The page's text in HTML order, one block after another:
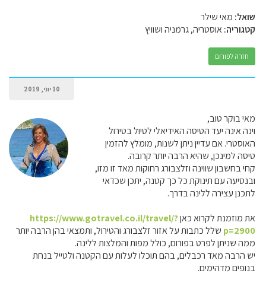
שואל: מאי שילר
קטגוריה:אוסטריה, גרמניה ושוויץ
חזרה לפורום
10 יוני, 2019
מאי בוקר טוב,
וינה אינה יעד הטיסה האידיאלי לטיול בטירול
האוסטרי. אם עדיין ניתן לשנות, מומלץ להזמין
טיסה למינכן, שהיא הרבה יותר קרובה.
קחי בחשבון שווינה וזלצבורג רחוקות מאד זו מזו,
ובנסיעה עם תינוקת כל כך קטנה, יתכן שכדאי
לתכנן עצירה ללינה בדרך.
את מוזמנת לקרוא כאןhttps://www.gotravel.co.il/travel/?
p=2900 שלל כתבות על אזור זלצבורג והטירול, ותמצאי בהן הרבה יותר
ממה שניתן לפרט בפורום, כולל מפות והמלצות ללינה.
יש הרבה מאד רכבלים, בהם תוכלו לעלות עם הקטנה ולטייל בנחת
בנופים מדהימים.